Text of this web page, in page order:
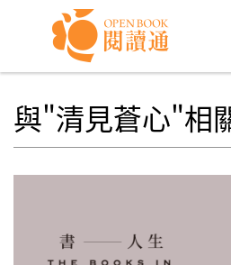
Skip to navigation
移至主內容
與"清見蒼心"相